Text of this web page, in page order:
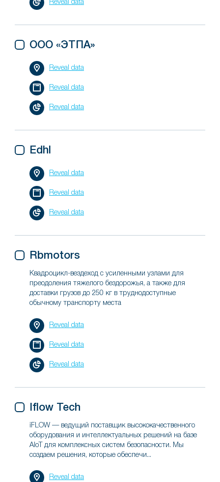
Reveal data
ООО «ЭТПА»
Reveal data
Reveal data
Reveal data
Edhl
Reveal data
Reveal data
Reveal data
Rbmotors
Квадроцикл-вездеход с усиленными узлами для
преодоления тяжелого бездорожья, а также для
доставки грузов до 250 кг в труднодоступные
обычному транспорту места
Reveal data
Reveal data
Reveal data
Iflow Tech
iFLOW — ведущий поставщик высококачественного
оборудования и интеллектуальных решений на базе
AIoT для комплексных систем безопасности. Мы
создаем решения, которые обеспечи...
Reveal data